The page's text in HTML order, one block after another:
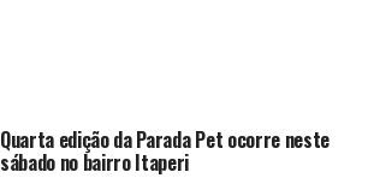
Quarta edição da Parada Pet ocorre neste
sábado no bairro Itaperi